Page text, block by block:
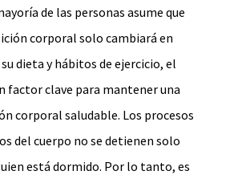
de las personas asume que
corporal solo cambiará en
dieta y hábitos de ejercicio, el
factor clave para mantener una
corporal saludable. Los procesos
del cuerpo no se detienen solo
está dormido. Por lo tanto, es